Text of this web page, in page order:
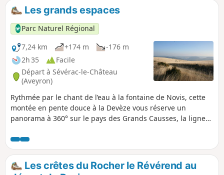
Les grands espaces
Parc Naturel Régional
7,24 km
+174 m
-176 m
2h 35
Facile
Départ à Sévérac-le-Château
(Aveyron)
Rythmée par le chant de l’eau à la fontaine de Novis, cette
montée en pente douce à la Devèze vous réserve un
panorama à 360° sur le pays des Grands Causses, la ligne
abreuvoirs de Novis, village de caractère, et la fontaine
voûtée d’Argeliès, où l’eau s’écoule comme s’est écoulé le
temps des lavandières, sont les deux pôles de cette
escapade familiale sur le causse de Sauveterre. Sur la crête
Les crêtes du Rocher le Révérend au